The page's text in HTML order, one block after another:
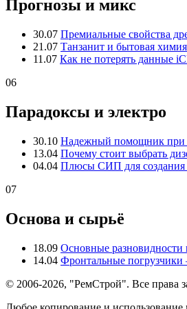
Прогнозы и микс
30.07 Премиальные свойства
21.07 Танзанит и бытовая
11.07 Как не потерять данные
06
Парадоксы и электро
30.10 Надежный помощник при
13.04 Почему стоит выбрать
04.04 Плюсы СИП для создания
07
Основа и сырьё
18.09 Основные разновидности
14.04 Фронтальные погрузчики
© 2006-2026, "РемСтрой". Все права